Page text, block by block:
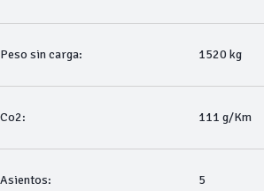
Peso sin carga: 1520 kg
Co2: 111 g/Km
Asientos: 5